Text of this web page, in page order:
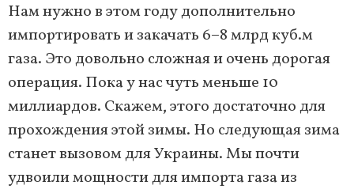
Нам нужно в этом году дополнительно
импортировать и закачать 6−8 млрд куб.м
газа. Это довольно сложная и очень дорогая
операция. Пока у нас чуть меньше 10
миллиардов. Скажем, этого достаточно для
прохождения этой зимы. Но следующая зима
станет вызовом для Украины. Мы почти
удвоили мощности для импорта газа из